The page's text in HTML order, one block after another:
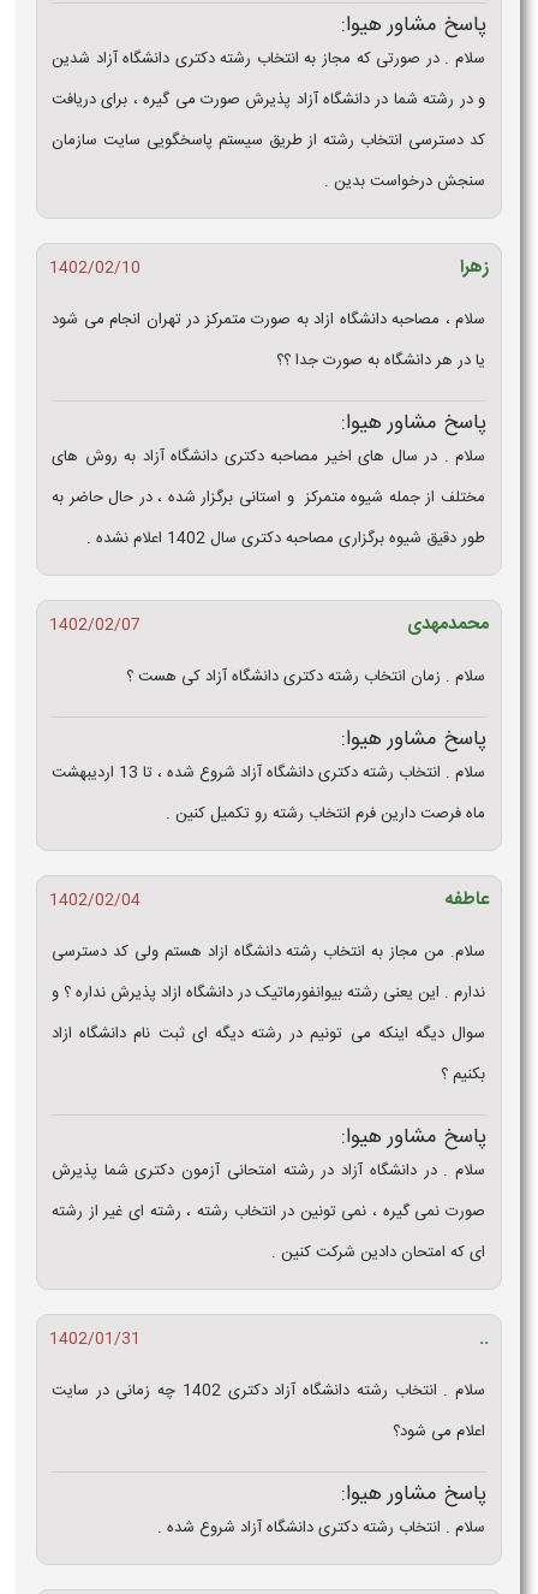
پاسخ مشاور هیوا:
سلام . در صورتی که مجاز به انتخاب رشته دکتری دانشگاه آزاد شدین
و در رشته شما در دانشگاه آزاد پذیرش صورت می گیره ، برای دریافت
کد دسترسی انتخاب رشته از طریق سیستم پاسخگویی سایت سازمان
سنجش درخواست بدین .
زهرا
1402/02/10
سلام ، مصاحبه دانشگاه ازاد به صورت متمرکز در تهران انجام می شود
یا در هر دانشگاه به صورت جدا ؟؟
پاسخ مشاور هیوا:
سلام . در سال های اخیر مصاحبه دکتری دانشگاه آزاد به روش های
مختلف از جمله شیوه متمرکز و استانی برگزار شده ، در حال حاضر به
طور دقیق شیوه برگزاری مصاحبه دکتری سال 1402 اعلام نشده .
محمدمهدی
1402/02/07
سلام . زمان انتخاب رشته دکتری دانشگاه آزاد کی هست ؟
پاسخ مشاور هیوا:
سلام . انتخاب رشته دکتری دانشگاه آزاد شروع شده ، تا 13 اردیبهشت
ماه فرصت دارین فرم انتخاب رشته رو تکمیل کنین .
عاطفه
1402/02/04
سلام. من مجاز به انتخاب رشته دانشگاه ازاد هستم ولی کد دسترسی
ندارم . این یعنی رشته بیوانفورماتیک در دانشگاه ازاد پذیرش نداره ؟ و
سوال دیگه اینکه می تونیم در رشته دیگه ای ثبت نام دانشگاه ازاد
بکنیم ؟
پاسخ مشاور هیوا:
سلام . در دانشگاه آزاد در رشته امتحانی آزمون دکتری شما پذیرش
صورت نمی گیره ، نمی تونین در انتخاب رشته ، رشته ای غیر از رشته
ای که امتحان دادین شرکت کنین .
..
1402/01/31
سلام . انتخاب رشته دانشگاه آزاد دکتری 1402 چه زمانی در سایت
اعلام می شود؟
پاسخ مشاور هیوا:
سلام . انتخاب رشته دکتری دانشگاه آزاد شروع شده .